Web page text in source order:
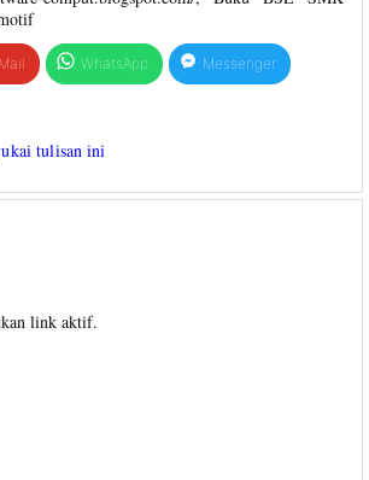
WhatsApp Messenger
tulisan ini
link aktif.